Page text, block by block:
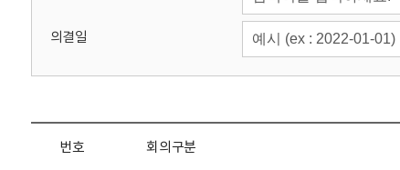
의결일
번호 회의구분